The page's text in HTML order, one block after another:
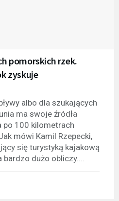
pomorskich rzek.
zyskuje
albo dla szukających
ma swoje źródła
po 100 kilometrach
mówi Kamil Rzepecki,
się turystyką kajakową
bardzo dużo obliczy....